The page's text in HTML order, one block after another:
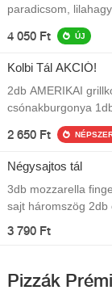
paradicsom,
4 050 Ft ÚJ
Kolbi Tál AKCIÓ!
2db AMERIKAI
csónakburgonya
mustár, majonéz )
2 650 Ft
Négysajtos tál
3db mozzarella
sajt háromszög 2db
cheddar-jalapenos
3 790 Ft
Pizzák